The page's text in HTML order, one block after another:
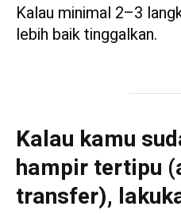
Kalau minimal 2–3
lebih baik tinggalkan.
Kalau kamu
hampir tertipu
transfer),